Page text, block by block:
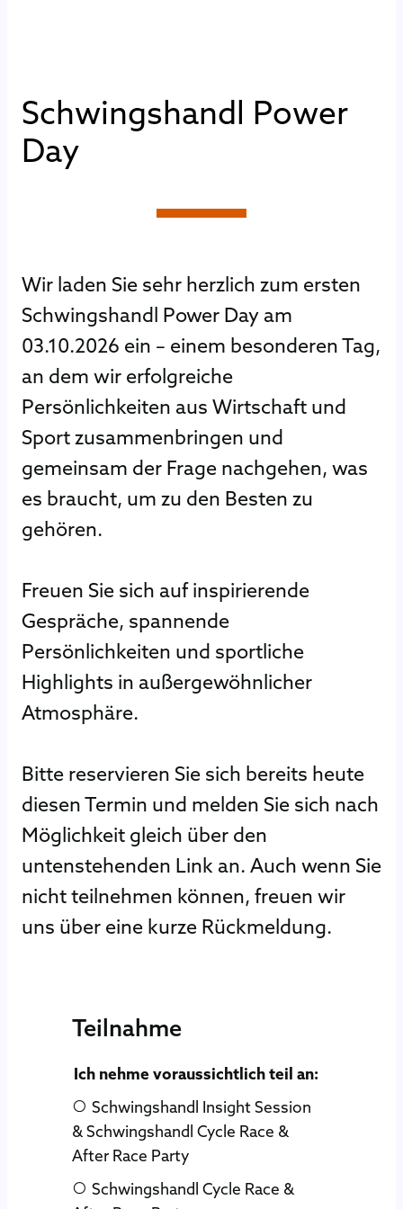
Schwingshandl Power
Day
Wir laden Sie sehr herzlich zum ersten
Schwingshandl Power Day am
03.10.2026 ein – einem besonderen Tag,
an dem wir erfolgreiche
Persönlichkeiten aus Wirtschaft und
Sport zusammenbringen und
gemeinsam der Frage nachgehen, was
es braucht, um zu den Besten zu
gehören.
Freuen Sie sich auf inspirierende
Gespräche, spannende
Persönlichkeiten und sportliche
Highlights in außergewöhnlicher
Atmosphäre.
Bitte reservieren Sie sich bereits heute
diesen Termin und melden Sie sich nach
Möglichkeit gleich über den
untenstehenden Link an. Auch wenn Sie
nicht teilnehmen können, freuen wir
uns über eine kurze Rückmeldung.
Skip form
Teilnahme
Ich nehme voraussichtlich teil an:
Schwingshandl Insight Session
& Schwingshandl Cycle Race &
After Race Party
Schwingshandl Cycle Race &